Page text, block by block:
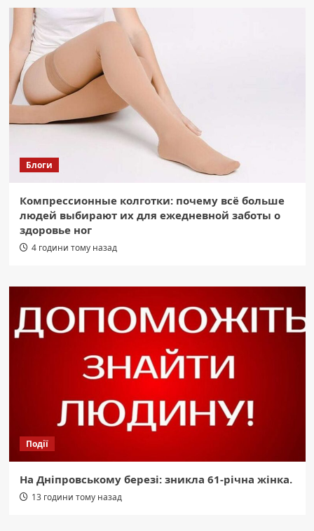
Блоги
Компрессионные колготки: почему всё больше
людей выбирают их для ежедневной заботы о
здоровье ног
4 години тому назад
Події
На Дніпровському березі: зникла 61-річна жінка.
13 години тому назад